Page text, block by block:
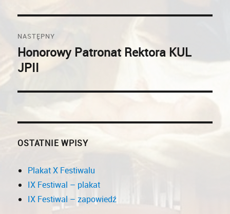
NASTĘPNY
Następny
wpis:
Honorowy Patronat Rektora KUL
JPII
OSTATNIE WPISY
Plakat X Festiwalu
IX Festiwal – plakat
IX Festiwal – zapowiedź